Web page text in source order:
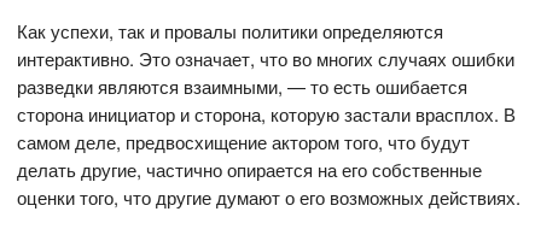
Как успехи, так и провалы политики определяются
интерактивно. Это означает, что во многих случаях ошибки
разведки являются взаимными, — то есть ошибается
сторона инициатор и сторона, которую застали врасплох. В
самом деле, предвосхищение актором того, что будут
делать другие, частично опирается на его собственные
оценки того, что другие думают о его возможных действиях.